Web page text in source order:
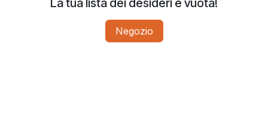
Negozio